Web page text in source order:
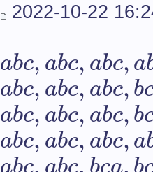
2022-10-22
abc,abc,abc,a
abc,abc,abc,b
abc,abc,abc,b
abc,abc,abc,a